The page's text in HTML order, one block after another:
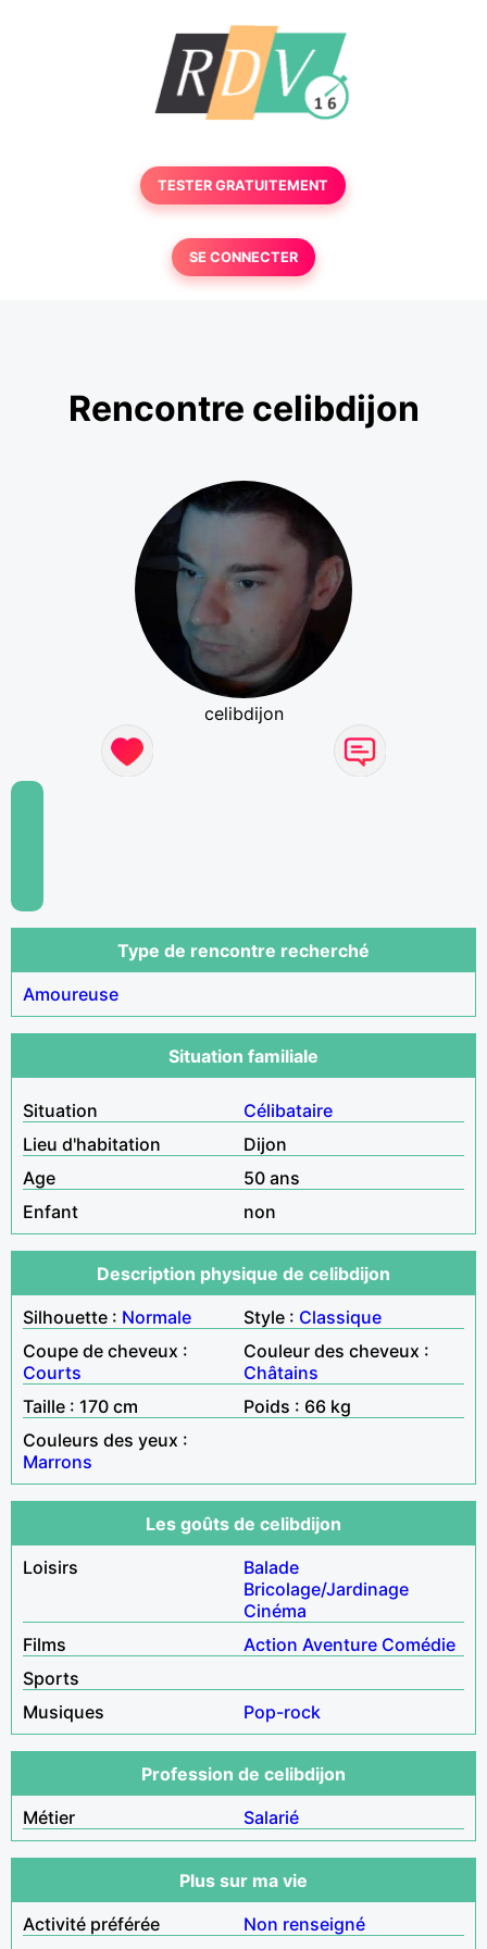
TESTER GRATUITEMENT
SE CONNECTER
Rencontre celibdijon
celibdijon
Type de rencontre recherché
Amoureuse
Situation familiale
Situation
Célibataire
Lieu d'habitation
Dijon
Age
50 ans
Enfant
non
Description physique de celibdijon
Silhouette : Normale Style : Classique
Coupe de cheveux :
Courts
Couleur des cheveux :
Châtains
Taille : 170 cm
Poids : 66 kg
Couleurs des yeux :
Marrons
Les goûts de celibdijon
Loisirs
Balade
Bricolage/Jardinage
Cinéma
Films
Action Aventure Comédie
Sports
Musiques
Pop-rock
Profession de celibdijon
Métier
Salarié
Plus sur ma vie
Activité préférée
Non renseigné